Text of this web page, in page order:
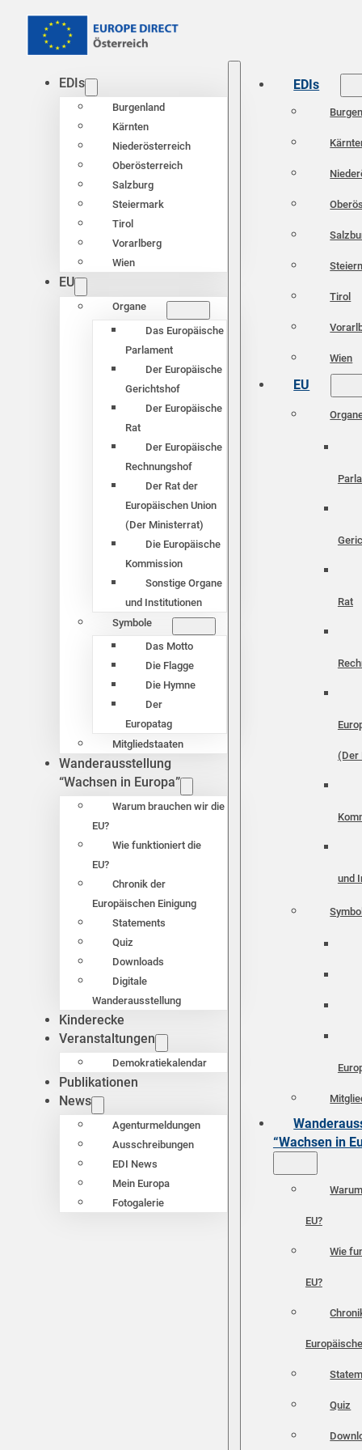
EDIs
Burgenland
Kärnten
Niederösterreich
Oberösterreich
Salzburg
Steiermark
Tirol
Vorarlberg
Wien
EU
Organe
Das Europäische
Parlament
Der Europäische
Gerichtshof
Der Europäische
Rat
Der Europäische
Rechnungshof
Der Rat der
Europäischen Union
(Der Ministerrat)
Die Europäische
Kommission
Sonstige Organe
und Institutionen
Symbole
Das Motto
Die Flagge
Die Hymne
Der
Europatag
Mitgliedstaaten
Wanderausstellung
“Wachsen in Europa”
Warum brauchen wir die
EU?
Wie funktioniert die
EU?
Chronik der
Europäischen Einigung
Statements
Quiz
Downloads
Digitale
Wanderausstellung
Kinderecke
Veranstaltungen
Demokratiekalendar
Publikationen
News
Agenturmeldungen
Ausschreibungen
EDI News
Mein Europa
Fotogalerie
EDIs
Tirol
Wien
EU
Rat
(Der
und
“Wachsen in
EU?
Wie
EU?
Quiz